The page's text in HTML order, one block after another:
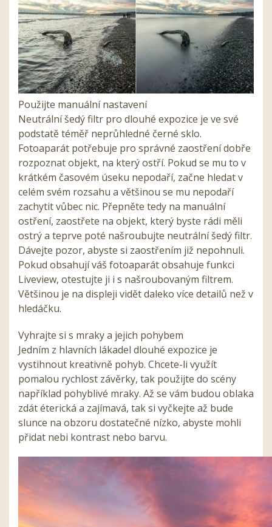
Použijte manuální nastavení
Neutrální šedý filtr pro dlouhé expozice je ve své
podstatě téměř neprůhledné černé sklo.
Fotoaparát potřebuje pro správné zaostření dobře
rozpoznat objekt, na který ostří. Pokud se mu to v
krátkém časovém úseku nepodaří, začne hledat v
celém svém rozsahu a většinou se mu nepodaří
zachytit vůbec nic. Přepněte tedy na manuální
ostření, zaostřete na objekt, který byste rádi měli
ostrý a teprve poté našroubujte neutrální šedý filtr.
Dávejte pozor, abyste si zaostřením již nepohnuli.
Pokud obsahují váš fotoaparát obsahuje funkci
Liveview, otestujte ji i s našroubovaným filtrem.
Většinou je na displeji vidět daleko více detailů než v
hledáčku.
Vyhrajte si s mraky a jejich pohybem
Jedním z hlavních lákadel dlouhé expozice je
vystihnout kreativně pohyb. Chcete-li využít
pomalou rychlost závěrky, tak použijte do scény
například pohyblivé mraky. Až se vám budou oblaka
zdát éterická a zajímavá, tak si vyčkejte až bude
slunce na obzoru dostatečné nízko, abyste mohli
přidat nebi kontrast nebo barvu.